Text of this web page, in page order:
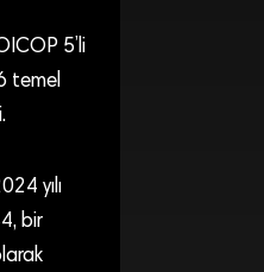
5’li
temel
yılı
bir